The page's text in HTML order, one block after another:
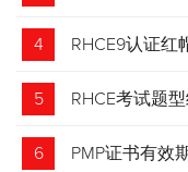
4 RHCE9认证红
介绍
5 RHCE考试题
考试 变化请悉知
6 PMP证书有效